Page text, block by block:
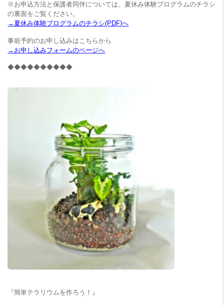
※お申込方法と保護者同伴については、夏休み体験プログラムのチラシ
の裏面をご覧ください。
→夏休み体験プログラムのチラシ(PDF)へ
事前予約のお申し込みはこちらから
→お申し込みフォームのページへ
◆◆◆◆◆◆◆◆◆◆
『簡単テラリウムを作ろう！』